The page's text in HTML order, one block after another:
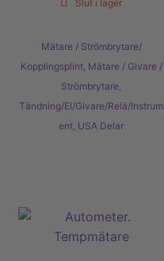
Slut i lager
Mätare / Strömbrytare/
Kopplingsplint, Mätare / Givare /
Strömbrytare,
Tändning/El/Givare/Relä/Instrum
ent, USA Delar